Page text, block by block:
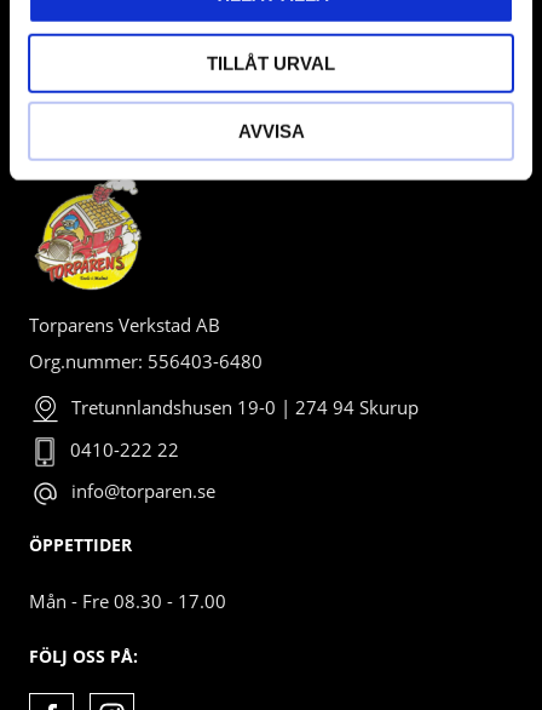
TILLÅT URVAL
AVVISA
Torparens Verkstad AB
Org.nummer: 556403-6480
Tretunnlandshusen 19-0 | 274 94 Skurup
0410-222 22
info@torparen.se
ÖPPETTIDER
Mån - Fre 08.30 - 17.00
FÖLJ OSS PÅ: